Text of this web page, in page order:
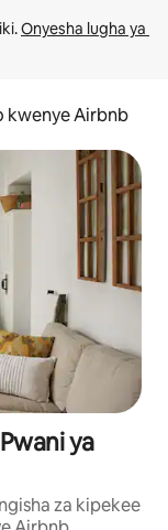
Onyesha lugha ya
kwenye Airbnb
ya
za kipekee